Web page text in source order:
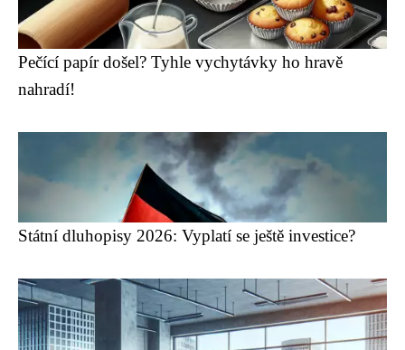
Pečící papír došel? Tyhle vychytávky ho hravě
nahradí!
Státní dluhopisy 2026: Vyplatí se ještě investice?